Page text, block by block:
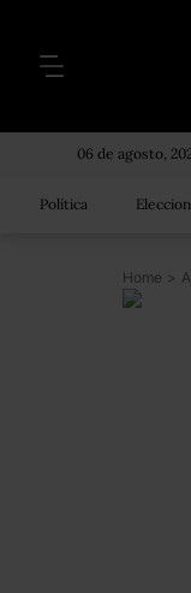
06 de agosto,
Política
Home >